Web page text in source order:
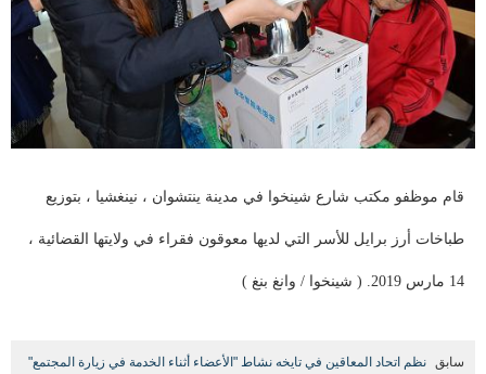
قام موظفو مكتب شارع شينخوا في مدينة ينتشوان ، نينغشيا ، بتوزيع
طباخات أرز برايل للأسر التي لديها معوقون فقراء في ولايتها القضائية ،
14 مارس 2019. ( شينخوا / وانغ بنغ )
سابق نظم اتحاد المعاقين في تايخه نشاط "الأعضاء أثناء الخدمة في زيارة المجتمع"